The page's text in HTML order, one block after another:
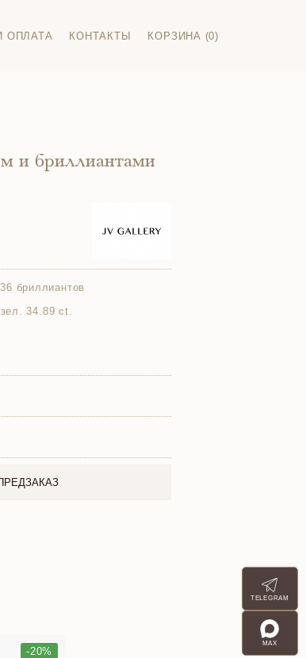
ОПЛАТА КОНТАКТЫ КОРЗИНА (0)
и бриллиантами
36 бриллиантов
34.89 ct.
-20%
TELEGRAM
MAX